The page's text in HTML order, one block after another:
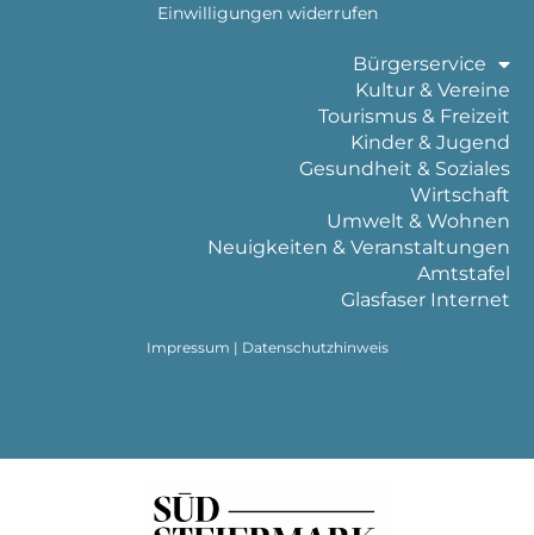
Einwilligungen widerrufen
Bürgerservice
Kultur & Vereine
Tourismus & Freizeit
Kinder & Jugend
Gesundheit & Soziales
Wirtschaft
Umwelt & Wohnen
Neuigkeiten & Veranstaltungen
Amtstafel
Glasfaser Internet
Impressum | Datenschutzhinweis